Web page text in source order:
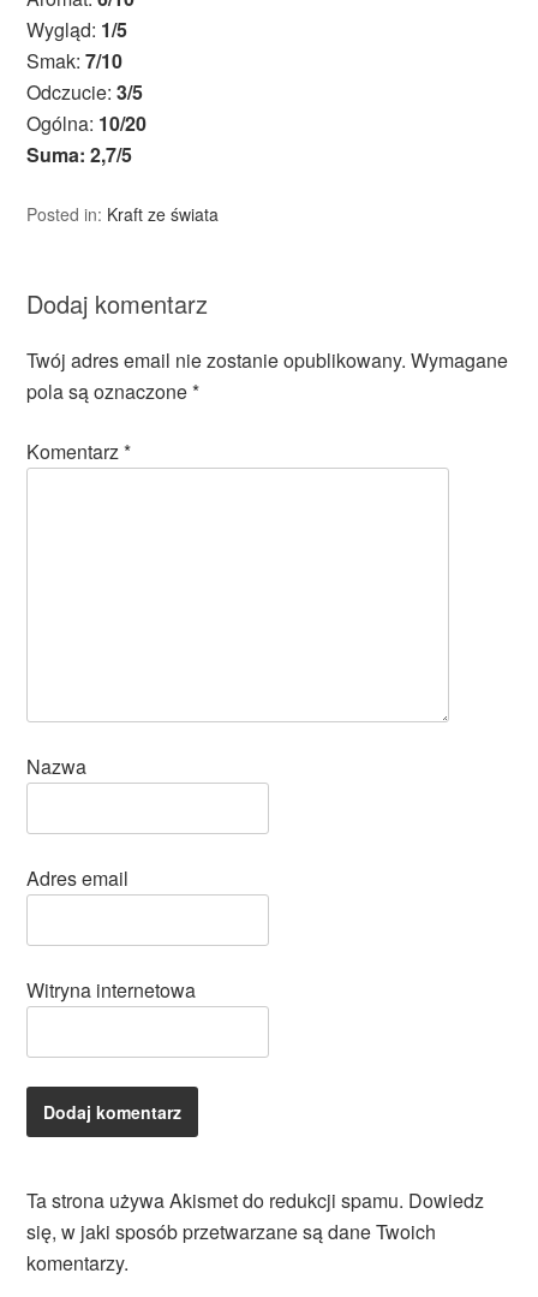
Wygląd: 1/5
Smak:7/10
Odczucie:3/5
Ogólna: 10/20
Suma: 2,7/5
Posted in: Kraft ze świata
Dodaj komentarz
Twój adres email nie zostanie opublikowany. Wymagane
pola są oznaczone*
Komentarz*
Nazwa
Adres email
Witryna internetowa
Ta strona używa Akismet do redukcji spamu. Dowiedz
się, w jaki sposób przetwarzane są dane Twoich
komentarzy.